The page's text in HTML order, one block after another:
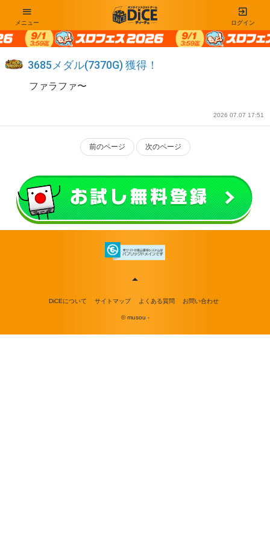
ログイン
メニュー
3685メダル(7370G) 獲得！
ファラファ〜
2026 07.07 17:51
前のページ 次のページ
DiCEについて サイトマップ よくある質問 お問い合わせ
© musou -